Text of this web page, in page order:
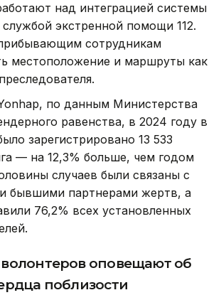
над интеграцией системы
экстренной помощи 112.
сотрудникам
местоположение и маршруты как
по данным Министерства
равенства, в 2024 году в
зарегистрировано 13 533
— на 12,3% больше, чем годом
случаев были связаны с
бывшими партнерами жертв, а
76,2% всех установленных
оповещают об
поблизости